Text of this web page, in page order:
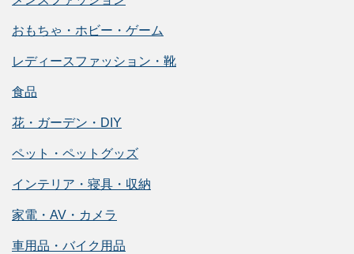
おもちゃ・ホビー・ゲーム
レディースファッション・靴
食品
花・ガーデン・DIY
ペット・ペットグッズ
インテリア・寝具・収納
家電・AV・カメラ
車用品・バイク用品